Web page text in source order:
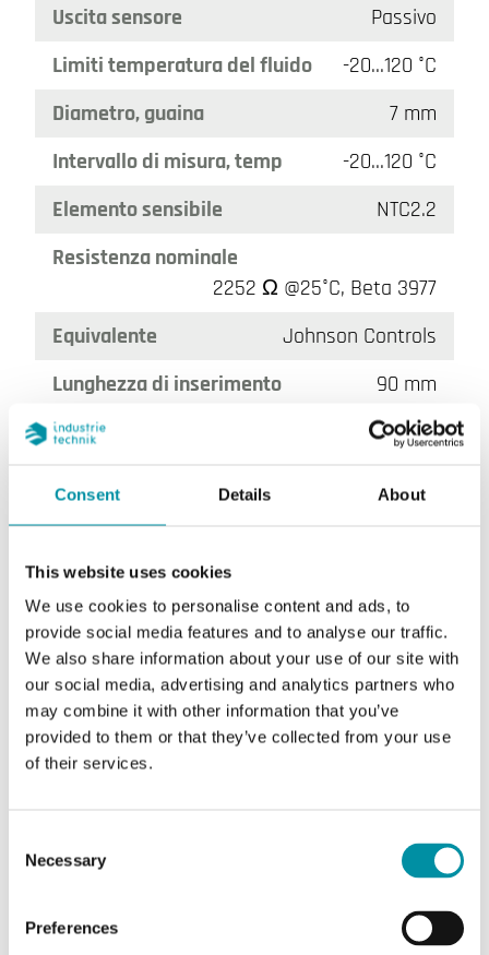
Consent Details About
This website uses cookies
We use cookies to personalise content and ads, to
provide social media features and to analyse our traffic.
We also share information about your use of our site with
our social media, advertising and analytics partners who
may combine it with other information that you’ve
provided to them or that they’ve collected from your use
of their services.
Selection
Necessary
Preferences
Uscita sensore
Passivo
Limiti temperatura del fluido
-20…120 °C
Diametro, guaina
7 mm
Intervallo di misura, temp
-20…120 °C
Elemento sensibile
NTC2.2
Resistenza nominale
2252 Ω @25°C, Beta 3977
Equivalente
Johnson Controls
Lunghezza di inserimento
90 mm
STI-NTC10-01-Y
Uscita sensore
Passivo
Diametro, guaina
7 mm
NTC10-01